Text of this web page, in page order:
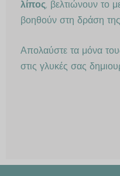
λίπος, βελτιώνουν το
βοηθούν στη δράση της
Απολαύστε τα μόνα
στις γλυκές σας